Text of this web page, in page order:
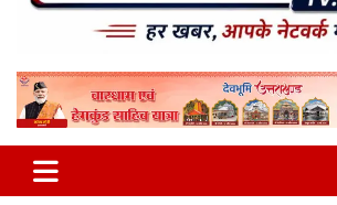
Network10tv